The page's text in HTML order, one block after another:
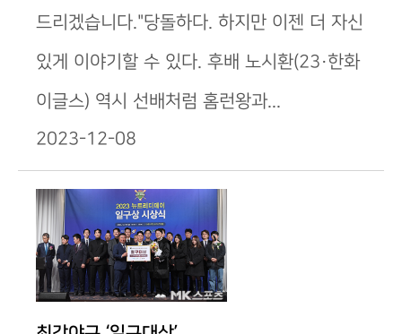
드리겠습니다."당돌하다. 하지만 이젠 더 자신
있게 이야기할 수 있다. 후배 노시환(23·한화
이글스) 역시 선배처럼 홈런왕과...
2023-12-08